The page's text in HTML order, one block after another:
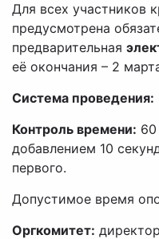
Для всех участников
предусмотрена
предварительная
её окончания – 2
Система проведения:
Контроль времени:
добавлением 10
первого.
Допустимое время
Оргкомитет: